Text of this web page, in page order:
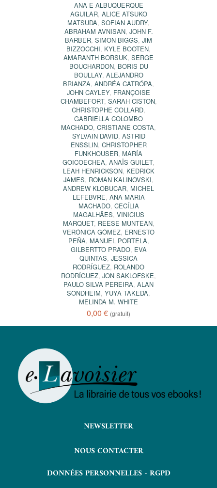
ANA E ALBUQUERQUE
AGUILAR, ALICE ATSUKO
MATSUDA, SOFIAN AUDRY,
ABRAHAM AVNISAN, JOHN F.
BARBER, SIMON BIGGS, JIM
BIZZOCCHI, KYLE BOOTEN,
AMARANTH BORSUK, SERGE
BOUCHARDON, BORIS DU
BOULLAY, ALEJANDRO
BRIANZA, ANDRÉA CATRÓPA,
JOHN CAYLEY, FRANÇOISE
CHAMBEFORT, SARAH CISTON,
CHRISTOPHE COLLARD,
GABRIELLA COLOMBO
MACHADO, CRISTIANE COSTA,
SYLVAIN DAVID, ASTRID
ENSSLIN, CHRISTOPHER
FUNKHOUSER, MARÍA
GOICOECHEA, ANAÏS GUILET,
LEAH HENRICKSON, KEDRICK
JAMES, ROMAN KALINOVSKI,
ANDREW KLOBUCAR, MICHEL
LEFEBVRE, ANA MARIA
MACHADO, CECÍLIA
MAGALHÃES, VINICIUS
MARQUET, REESE MUNTEAN,
VERÓNICA GÓMEZ, ERNESTO
PEÑA, MANUEL PORTELA,
GILBERTTO PRADO, EVA
QUINTAS, JESSICA
RODRÍGUEZ, ROLANDO
RODRÍGUEZ, JON SAKLOFSKE,
PAULO SILVA PEREIRA, ALAN
SONDHEIM, YUYA TAKEDA,
MELINDA M. WHITE
0,00 € (gratuit)
NEWSLETTER
NOUS CONTACTER
DONNÉES PERSONNELLES - RGPD